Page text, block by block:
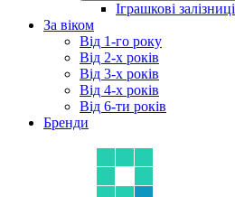
Іграшкові залізниці
За віком
Від 1-го року
Від 2-х років
Від 3-х років
Від 4-х років
Від 6-ти років
Бренди